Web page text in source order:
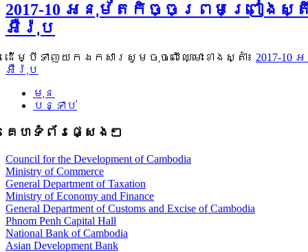
2017-10 អនុម័តកិច្ចព្រមព្រៀង
អឺរ៉ុប
ដើម្បីទាញយកឯកសារសូមចុចលើឈ្មោះខាងស្តាំ៖ 2017-
អឺរ៉ុប
មុន
បន្ទាប់
គេហទំព័រផ្សេងៗ
Council for the Development of Cambodia
Ministry of Commerce
General Department of Taxation
Ministry of Economy and Finance
General Department of Customs and Excise of Cambodia
Phnom Penh Capital Hall
National Bank of Cambodia
Asian Development Bank